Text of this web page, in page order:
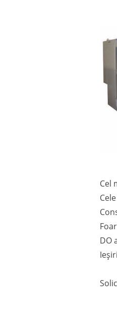
Cel
DO